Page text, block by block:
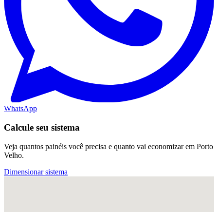
WhatsApp
Calcule seu sistema
Veja quantos painéis você precisa e quanto vai economizar em Porto
Velho.
Dimensionar sistema